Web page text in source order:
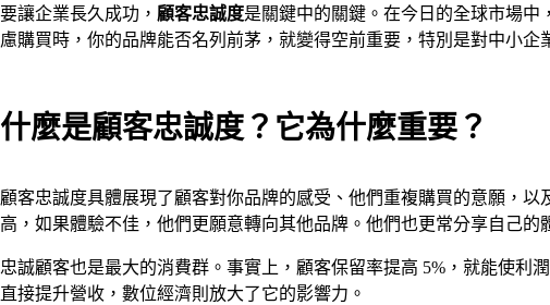
要讓企業長久成功， 顧客忠誠度是關鍵中的關鍵。在今日的全球市場
慮購買時，你的品牌能否名列前茅，就變得空前重要，特別是對中小
什麼是顧客忠誠度？它為什麼重要？
顧客忠誠度具體展現了顧客對你品牌的感受、他們重複購買的意願，
高，如果體驗不佳，他們更願意轉向其他品牌。他們也更常分享自己
忠誠顧客也是最大的消費群。事實上，顧客保留率提高 5%，就能使利
直接提升營收，數位經濟則放大了它的影響力。